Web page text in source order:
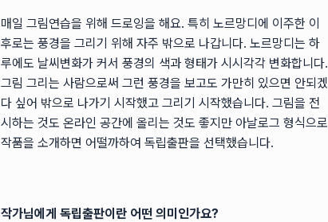
매일 그림연습을 위해 드로잉을 해요. 특히 노르망디에 이주한 이
후로는 풍경을 그리기 위해 자주 밖으로 나갑니다. 노르망디는 하
루에도 날씨변화가 커서 풍경의 색과 형태가 시시각각 변화합니다.
그림 그리는 사람으로써 그런 풍경을 보고도 가만히 있으면 안되겠
다 싶어 밖으로 나가기 시작했고 그리기 시작했습니다. 그림을 전
시하는 것도 온라인 공간에 올리는 것도 좋지만 아날로그 형식으로
작품을 소개하면 어떨까하여 독립출판을 선택했습니다.
작가님에게 독립출판이란 어떤 의미인가요?